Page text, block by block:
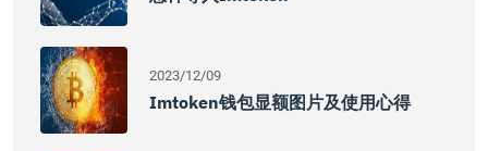
2023/12/09
Imtoken钱包显额图片及使用心得